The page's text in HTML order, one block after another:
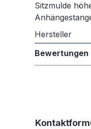
Sitzmulde
Hersteller
Bewertungen